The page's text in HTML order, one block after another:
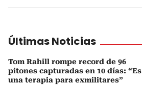
Últimas Noticias
Tom Rahill rompe record de 96
pitones capturadas en 10 días: “Es
una terapia para exmilitares”